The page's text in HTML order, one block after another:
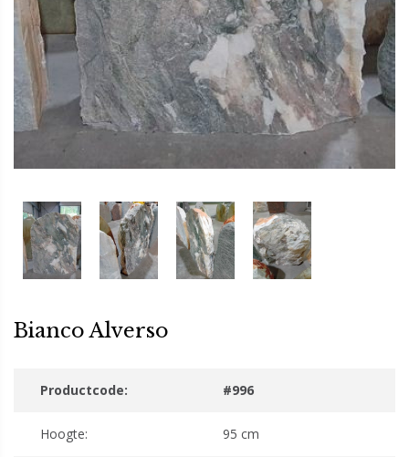
Bianco Alverso
Productcode: #996
Hoogte: 95 cm